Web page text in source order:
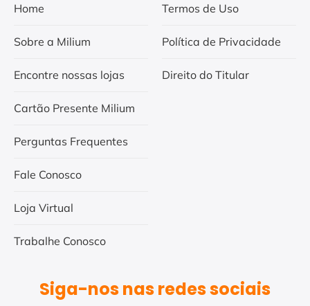
Home
Sobre a Milium
Encontre nossas lojas
Cartão Presente Milium
Perguntas Frequentes
Fale Conosco
Loja Virtual
Trabalhe Conosco
Termos de Uso
Política de Privacidade
Direito do Titular
Siga-nos nas redes sociais